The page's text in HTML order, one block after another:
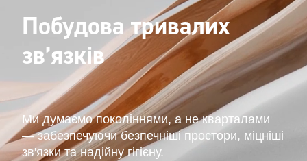
Побудова тривалих
зв’язків
Ми думаємо поколіннями, а не кварталами
— забезпечуючи безпечніші простори, міцніші
зв'язки та надійну гігієну.